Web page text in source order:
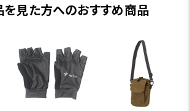
を見た方へのおすすめ商品